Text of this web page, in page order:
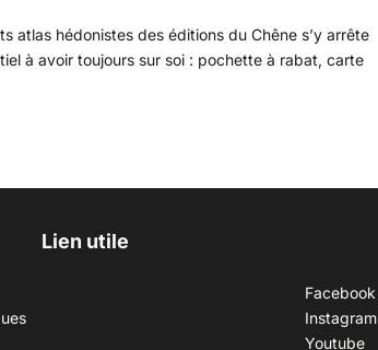
atlas hédonistes des éditions du Chêne s’y arrête
à avoir toujours sur soi : pochette à rabat, carte
Lien utile
Facebook
Instagram
Youtube